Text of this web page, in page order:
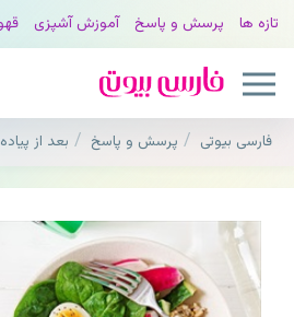
تازه ها پرسش و پاسخ آموزش آشپزی
فارسی بیوتی پرسش و پاسخ بعد از